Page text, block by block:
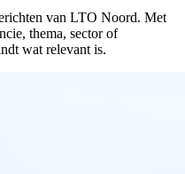
van LTO Noord. Met
thema, sector of
wat relevant is.